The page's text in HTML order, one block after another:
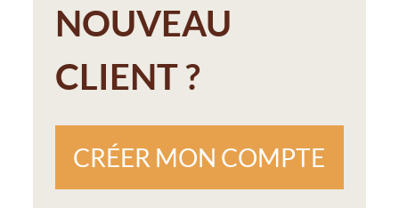
NOUVEAU
CLIENT ?
CRÉER MON COMPTE